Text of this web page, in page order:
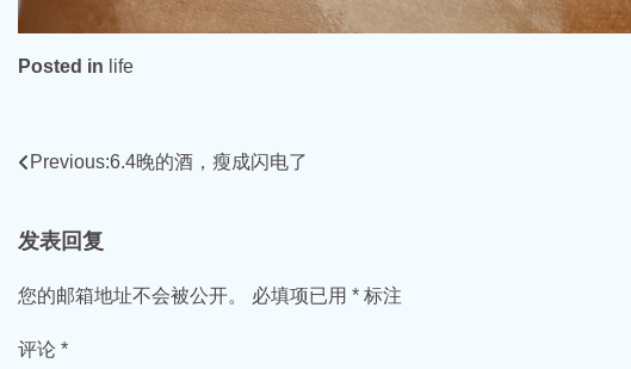
Posted in life
文
导
航
Previous:6.4晚的酒，瘦成闪电了
发表回复
您的邮箱地址不会被公开。 必填项已用 * 标注
评论 *